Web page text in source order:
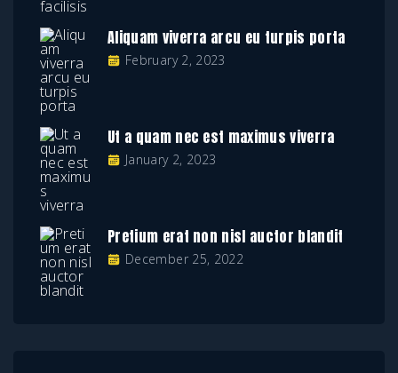
Aliquam viverra arcu eu turpis porta
February 2, 2023
Ut a quam nec est maximus viverra
January 2, 2023
Pretium erat non nisl auctor blandit
December 25, 2022